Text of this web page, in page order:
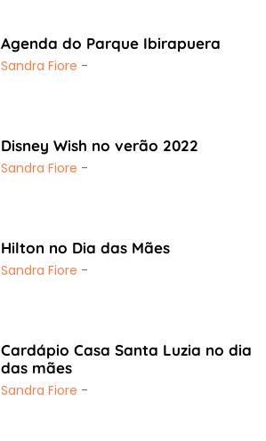
Agenda do Parque Ibirapuera
Sandra Fiore -
Disney Wish no verão 2022
Sandra Fiore -
Hilton no Dia das Mães
Sandra Fiore -
Cardápio Casa Santa Luzia no dia
das mães
Sandra Fiore -